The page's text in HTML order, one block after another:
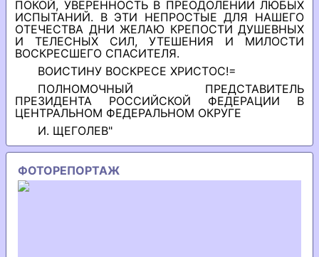
ПОКОЙ, УВЕРЕННОСТЬ В ПРЕОДОЛЕНИИ ЛЮБЫХ
ИСПЫТАНИЙ. В ЭТИ НЕПРОСТЫЕ ДЛЯ НАШЕГО
ОТЕЧЕСТВА ДНИ ЖЕЛАЮ КРЕПОСТИ ДУШЕВНЫХ
И ТЕЛЕСНЫХ СИЛ, УТЕШЕНИЯ И МИЛОСТИ
ВОСКРЕСШЕГО СПАСИТЕЛЯ.
ВОИСТИНУ ВОСКРЕСЕ ХРИСТОС!=
ПОЛНОМОЧНЫЙ ПРЕДСТАВИТЕЛЬ
ПРЕЗИДЕНТА РОССИЙСКОЙ ФЕДЕРАЦИИ В
ЦЕНТРАЛЬНОМ ФЕДЕРАЛЬНОМ ОКРУГЕ
И. ЩЕГОЛЕВ"
ФОТОРЕПОРТАЖ